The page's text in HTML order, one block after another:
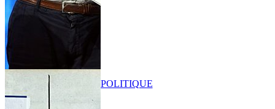
POLITIQUE